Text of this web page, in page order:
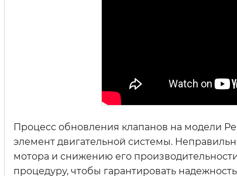
Процесс обновления клапанов на модели
элемент двигательной системы.
мотора и снижению его
процедуру, чтобы гарантировать